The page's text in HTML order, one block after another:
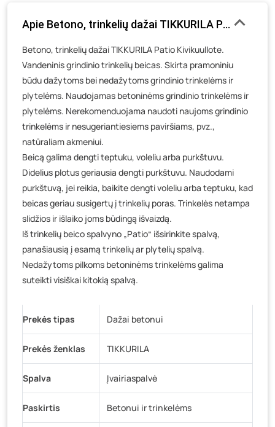
Veteranų g. 11, Visaginas- 0 vienetų
Baravykų g. 1, Druskininkai- 0 vienetų
Vilniaus g. 89D, Ukmergė- 0 vienetų
K. Donelaičio g. 17, Rokiškis- 0 vienetų
Šaltupės g. 64, Zarasai- 0 vienetų
Apie Betono, trinkelių dažai TIKKURILA Patio
Betono, trinkelių dažai TIKKURILA Patio Kivikuullote.
Vandeninis grindinio trinkelių beicas. Skirta pramoniniu
būdu dažytoms bei nedažytoms grindinio trinkelėms ir
plytelėms. Naudojamas betoninėms grindinio trinkelėms ir
plytelėms. Nerekomenduojama naudoti naujoms grindinio
trinkelėms ir nesugeriantiesiems paviršiams, pvz.,
natūraliam akmeniui.
Beicą galima dengti teptuku, voleliu arba purkštuvu.
Didelius plotus geriausia dengti purkštuvu. Naudodami
purkštuvą, jei reikia, baikite dengti voleliu arba teptuku, kad
beicas geriau susigertų į trinkelių poras. Trinkelės netampa
slidžios ir išlaiko joms būdingą išvaizdą.
Iš trinkelių beico spalvyno „Patio“ išsirinkite spalvą,
panašiausią į esamą trinkelių ar plytelių spalvą.
Nedažytoms pilkoms betoninėms trinkelėms galima
suteikti visiškai kitokią spalvą.
Prekės tipas Dažai betonui
Prekės ženklas TIKKURILA
Spalva Įvairiaspalvė
Paskirtis Betonui ir trinkelėms